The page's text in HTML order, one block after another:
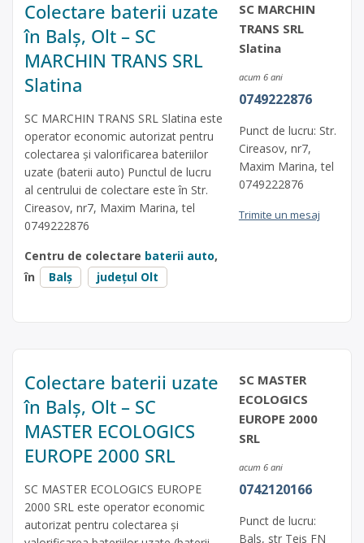
Colectare baterii uzate
în Balș, Olt – SC
MARCHIN TRANS SRL
Slatina
SC MARCHIN TRANS SRL Slatina este
operator economic autorizat pentru
colectarea și valorificarea bateriilor
uzate (baterii auto) Punctul de lucru
al centrului de colectare este în Str.
Cireasov, nr7, Maxim Marina, tel
0749222876
Centru de colectare baterii auto,
în
Balș județul Olt
SC MARCHIN
TRANS SRL
Slatina
acum 6 ani
0749222876
Punct de lucru: Str.
Cireasov, nr7,
Maxim Marina, tel
0749222876
Trimite un mesaj
Colectare baterii uzate
în Balș, Olt – SC
MASTER ECOLOGICS
EUROPE 2000 SRL
SC MASTER ECOLOGICS EUROPE
2000 SRL este operator economic
autorizat pentru colectarea și
SC MASTER
ECOLOGICS
EUROPE 2000
SRL
acum 6 ani
0742120166
Punct de lucru:
Bals, str Teis FN